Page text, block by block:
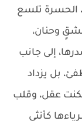
الحسرة تلسع
وحنان،
إلى جانب
بل يزداد
عقل، وقلب
كأنثى